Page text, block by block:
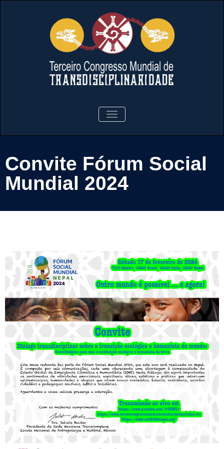
Congreso
Mundial de
TD
Tercer Congreso Mundial de
ALTERNAR
LA
Convite Fórum Social
Mundial 2024